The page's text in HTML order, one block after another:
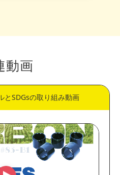
動画
とSDGsの取り組み動画